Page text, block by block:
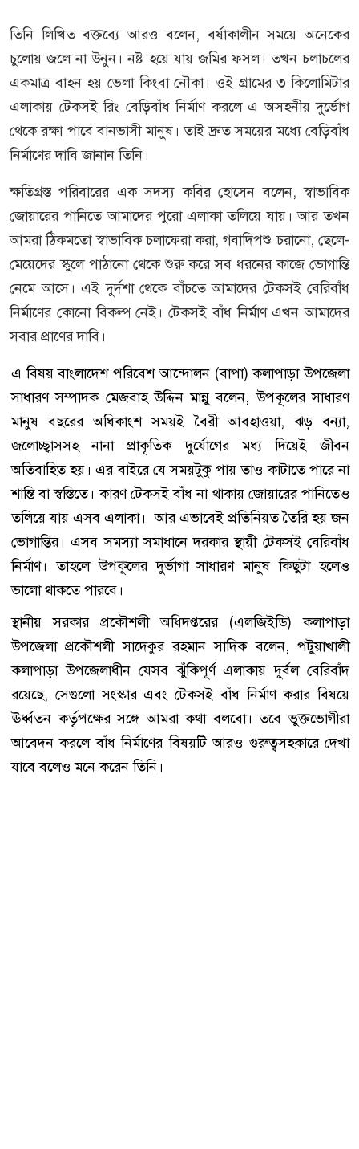
তিনি লিখিত বক্তব্যে আরও বলেন, বর্ষাকালীন সময়ে অনেকের
চুলোয় জলে না উনুন। নষ্ট হয়ে যায় জমির ফসল। তখন চলাচলের
একমাত্র বাহন হয় ভেলা কিংবা নৌকা। ওই গ্রামের ৩ কিলোমিটার
এলাকায় টেকসই রিং বেড়িবাঁধ নির্মাণ করলে এ অসহনীয় দুর্ভোগ
থেকে রক্ষা পাবে বানভাসী মানুষ। তাই দ্রুত সময়ের মধ্যে বেড়িবাঁধ
নির্মাণের দাবি জানান তিনি।
ক্ষতিগ্রস্ত পরিবারের এক সদস্য কবির হোসেন বলেন, স্বাভাবিক
জোয়ারের পানিতে আমাদের পুরো এলাকা তলিয়ে যায়। আর তখন
আমরা ঠিকমতো স্বাভাবিক চলাফেরা করা, গবাদিপশু চরানো, ছেলে-
মেয়েদের স্কুলে পাঠানো থেকে শুরু করে সব ধরনের কাজে ভোগান্তি
নেমে আসে। এই দুর্দশা থেকে বাঁচতে আমাদের টেকসই বেরিবাঁধ
নির্মাণের কোনো বিকল্প নেই। টেকসই বাঁধ নির্মাণ এখন আমাদের
সবার প্রাণের দাবি।
এ বিষয় বাংলাদেশ পরিবেশ আন্দোলন (বাপা) কলাপাড়া উপজেলা
সাধারণ সম্পাদক মেজবাহ উদ্দিন মান্নু বলেন, উপকূলের সাধারণ
মানুষ বছরের অধিকাংশ সময়ই বৈরী আবহাওয়া, ঝড় বন্যা,
জলোচ্ছ্বাসসহ নানা প্রাকৃতিক দুর্যোগের মধ্য দিয়েই জীবন
অতিবাহিত হয়। এর বাইরে যে সময়টুকু পায় তাও কাটাতে পারে না
শান্তি বা স্বস্তিতে। কারণ টেকসই বাঁধ না থাকায় জোয়ারের পানিতেও
তলিয়ে যায় এসব এলাকা। আর এভাবেই প্রতিনিয়ত তৈরি হয় জন
ভোগান্তির। এসব সমস্যা সমাধানে দরকার স্থায়ী টেকসই বেরিবাঁধ
নির্মাণ। তাহলে উপকূলের দুর্ভাগা সাধারণ মানুষ কিছুটা হলেও
ভালো থাকতে পারবে।
স্থানীয় সরকার প্রকৌশলী অধিদপ্তরের (এলজিইডি) কলাপাড়া
উপজেলা প্রকৌশলী সাদেকুর রহমান সাদিক বলেন, পটুয়াখালী
কলাপাড়া উপজেলাধীন যেসব ঝুঁকিপূর্ণ এলাকায় দুর্বল বেরিবাঁদ
রয়েছে, সেগুলো সংস্কার এবং টেকসই বাঁধ নির্মাণ করার বিষয়ে
ঊর্ধ্বতন কর্তৃপক্ষের সঙ্গে আমরা কথা বলবো। তবে ভুক্তভোগীরা
আবেদন করলে বাঁধ নির্মাণের বিষয়টি আরও গুরুত্বসহকারে দেখা
যাবে বলেও মনে করেন তিনি।